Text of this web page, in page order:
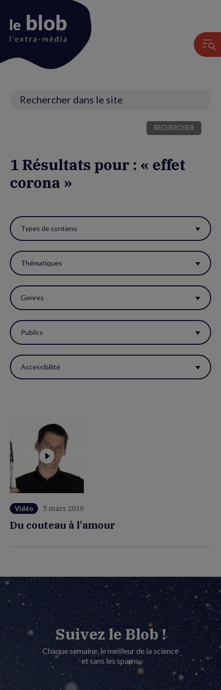
1 Résultats pour : « effet
corona »
ces
filtres
pour
réactualiser
la
page.
Types de contenu
Thématiques
Genres
Publics
Accessibilité
Vidéo 5 mars 2019
Du couteau à l'amour
Suivez le Blob !
Chaque semaine, le meilleur de la science
et sans les spams.